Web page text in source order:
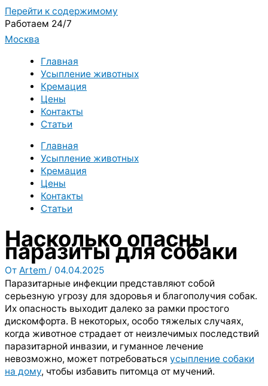
Перейти к содержимому
Работаем 24/7
Москва
Главная
Усыпление животных
Кремация
Цены
Контакты
Статьи
Главная
Усыпление животных
Кремация
Цены
Контакты
Статьи
Насколько опасны
паразиты для собаки
От Artem / 04.04.2025
Паразитарные инфекции представляют собой
серьезную угрозу для здоровья и благополучия собак.
Их опасность выходит далеко за рамки простого
дискомфорта. В некоторых, особо тяжелых случаях,
когда животное страдает от неизлечимых последствий
паразитарной инвазии, и гуманное лечение
невозможно, может потребоваться усыпление собаки
на дому, чтобы избавить питомца от мучений.